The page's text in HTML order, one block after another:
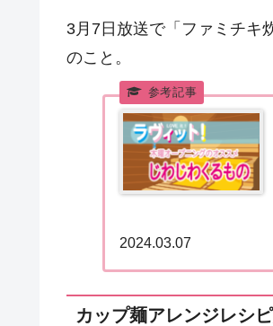
3月7日放送で「ファミチキ
のこと。
2024.03.07
カップ麺アレンジレシ